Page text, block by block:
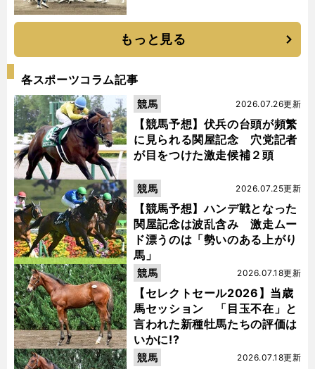
もっと見る
各スポーツコラム記事
【競馬予想】伏兵の台頭が頻繁
に見られる関屋記念 穴党記者
が目をつけた激走候補２頭
2026.07.26更新
競馬
【競馬予想】ハンデ戦となった
関屋記念は波乱含み 激走ムー
ド漂うのは「勢いのある上がり
馬」
2026.07.25更新
競馬
【セレクトセール2026】当歳
馬セッション 「目玉不在」と
言われた新種牡馬たちの評価は
いかに!?
2026.07.18更新
競馬
2026.07.18更新
競馬